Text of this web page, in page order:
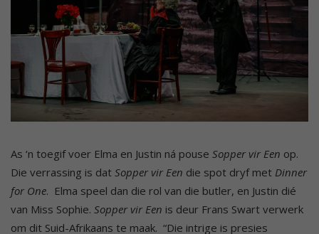
As ‘n toegif voer Elma en Justin ná pouse Sopper vir Een op.
Die verrassing is dat Sopper vir Een die spot dryf met Dinner
for One. Elma speel dan die rol van die butler, en Justin dié
van Miss Sophie. Sopper vir Een is deur Frans Swart verwerk
om dit Suid-Afrikaans te maak. “Die intrige is presies